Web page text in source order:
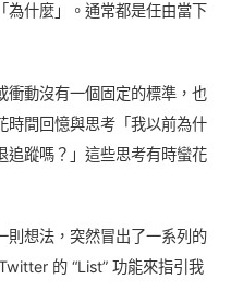
為什麼」。通常都是任由當下
衝動沒有一個固定的標準，也
時間回憶與思考「我以前為什
追蹤嗎？」這些思考有時蠻花
則想法，突然冒出了一系列的
的 “List” 功能來指引我